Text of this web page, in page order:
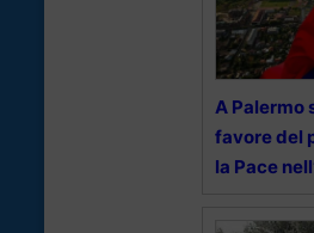
A Palermo
favore del
la Pace